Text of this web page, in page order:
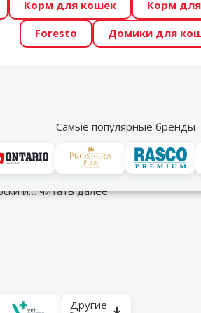
Dino Zoo предлагает отличные
“GADA ŪSAIŅI”! Возможно Твой
Корм для кошек Корм
Foresto
Домики для
Самые популярные бренды
Акции
по уходу за лапами и когтями Для ухода
и…читать далее
Другие